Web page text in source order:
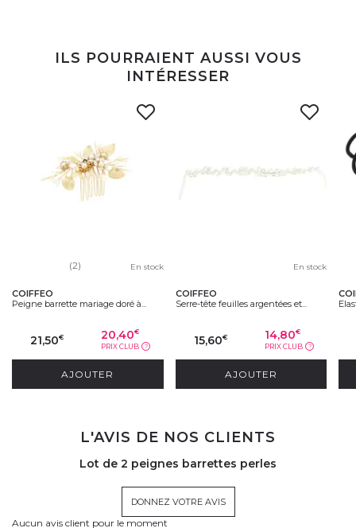
ILS POURRAIENT AUSSI VOUS
INTÉRESSER
(2) En stock
COIFFEO
Peigne barrette mariage doré à...
21,50€ 20,40€
PRIX CLUB ?
AJOUTER
En stock
COIFFEO
Serre-tête feuilles argentées et...
15,60€ 14,80€
PRIX CLUB ?
AJOUTER
L'AVIS DE NOS CLIENTS
Lot de 2 peignes barrettes perles
DONNEZ VOTRE AVIS
Aucun avis client pour le moment